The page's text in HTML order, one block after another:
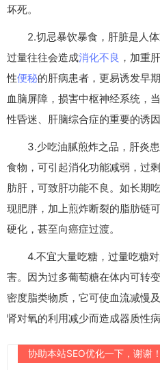
坏死。
2.切忌暴饮暴食，肝脏是人体
过量往往会造成消化不良 ，加重
性便秘的肝病患者，更易诱发早
血脑屏障，损害中枢神经系统，
性昏迷、肝脑综合症的重要的诱因
3.少吃油腻煎炸之品，肝炎患
食物，可引起消化功能减弱，过
肪肝，可致肝功能不良。如长期
现肥胖，加上煎炸断裂的脂肪链
硬化，甚至向癌症过渡。
4.不宜大量吃糖，过量吃糖对
害。因为过多葡萄糖在体内可转
密度脂类物质，它可使血流减慢
肾对氧的利用减少而造成器质性病
协助本站SEO优化一下，谢谢！